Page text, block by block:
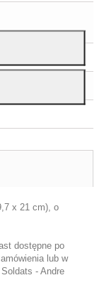
x 21 cm), o
dostępne po
lub w
- Andre